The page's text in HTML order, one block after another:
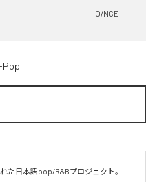
O/NCE
Pop
た日本語pop/R&Bプロジェクト。